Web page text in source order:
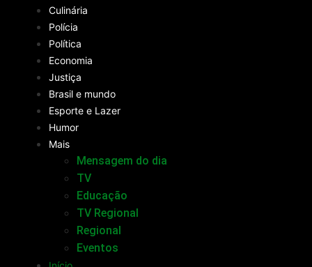
Culinária
Polícia
Política
Economia
Justiça
Brasil e mundo
Esporte e Lazer
Humor
Mais
Mensagem do dia
TV
Educação
TV Regional
Regional
Eventos